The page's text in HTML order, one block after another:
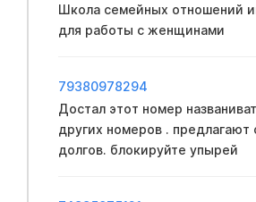
Школа семейных отношений
для работы с женщинами
79380978294
Достал этот номер
других номеров . предлагают
долгов. блокируйте упырей